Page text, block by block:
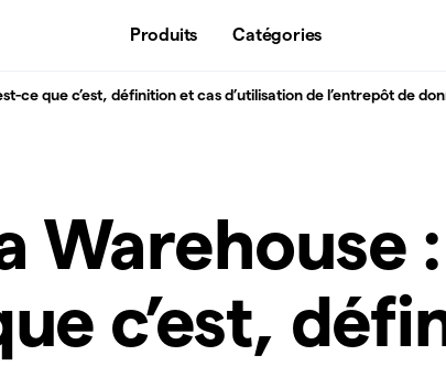
Produits Catégories
ce que c’est, définition et cas d’utilisation de l’entrepôt de
Warehouse
c’est,